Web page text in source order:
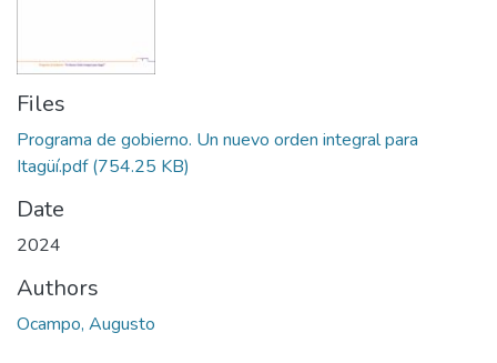
Files
Programa de gobierno. Un nuevo orden integral para
Itagüí.pdf(754.25 KB)
Date
2024
Authors
Ocampo, Augusto